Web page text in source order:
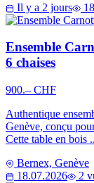
Il y a 2 jours
Ensemble
6 chaises
900.– CHF
Authentique
Genève, conçu
Cette table en bois
Bernex, Genève
18.07.2026
2